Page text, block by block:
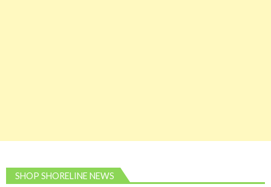
SHOP SHORELINE NEWS